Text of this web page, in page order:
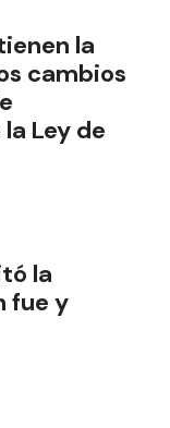
la
cambios
Ley de
la
fue y